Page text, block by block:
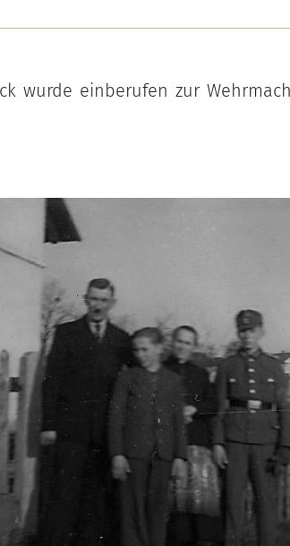
wurde einberufen zur